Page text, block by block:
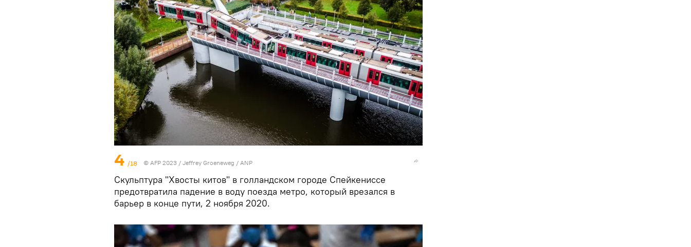
4 /18 © AFP 2023 / Jeffrey Groeneweg / ANP
Скульптура "Хвосты китов" в голландском городе Спейкениссе
предотвратила падение в воду поезда метро, который врезался в
барьер в конце пути, 2 ноября 2020.